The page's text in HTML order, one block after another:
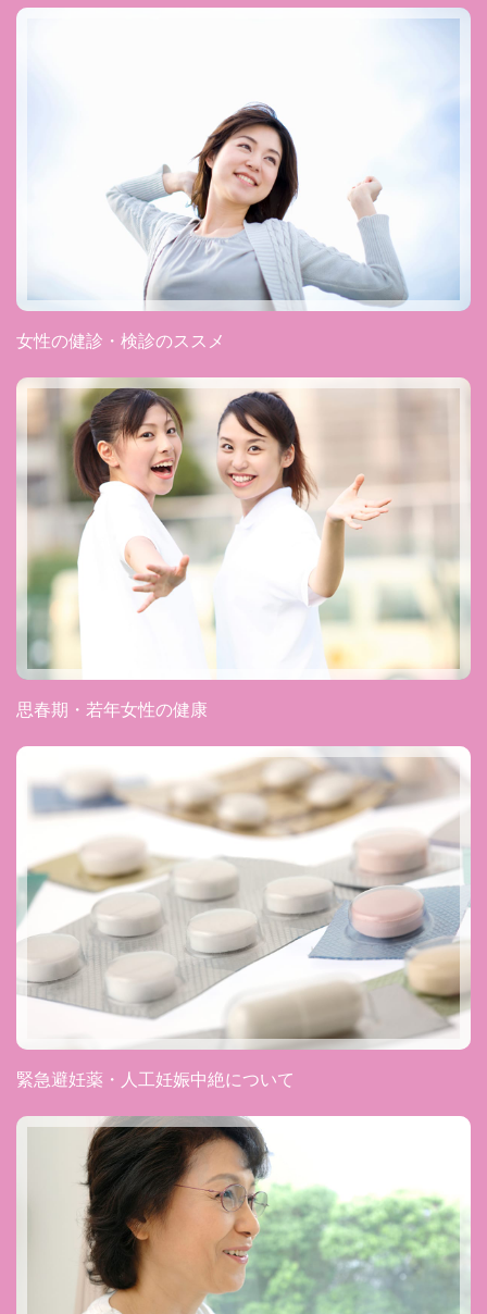
女性の健診・検診のススメ
思春期・若年女性の健康
緊急避妊薬・人工妊娠中絶について